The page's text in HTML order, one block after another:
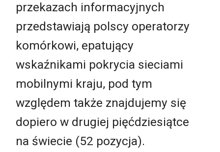
przekazach informacyjnych
przedstawiają polscy operatorzy
komórkowi, epatujący
wskaźnikami pokrycia sieciami
mobilnymi kraju, pod tym
względem także znajdujemy się
dopiero w drugiej pięćdziesiątce
na świecie (52 pozycja).